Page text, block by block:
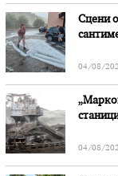
Сцени
04/08/
04/08/